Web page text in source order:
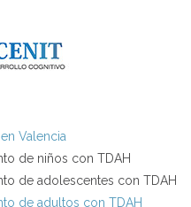
Valencia
de niños con TDAH
de adolescentes con TDAH
de adultos con TDAH